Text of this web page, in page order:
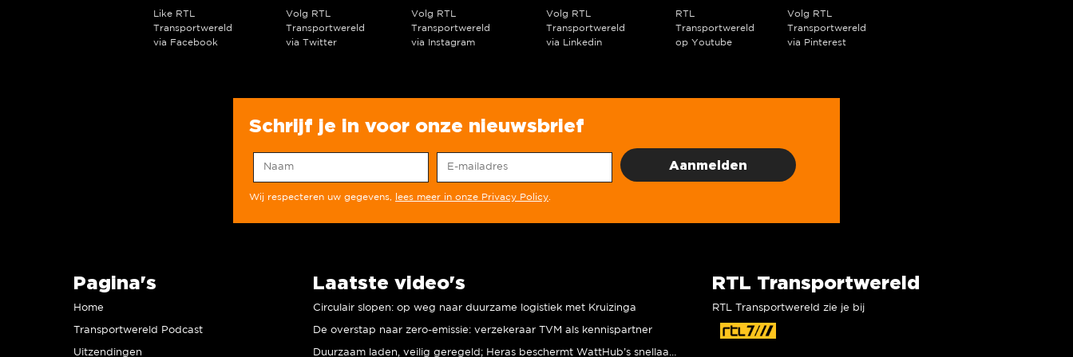
Like RTL
Transportwereld
via Facebook
Volg RTL
Transportwereld
via Twitter
Volg RTL
Transportwereld
via Instagram
Volg RTL
Transportwereld
via Linkedin
RTL
Transportwereld
op Youtube
Volg RTL
Transportwereld
via Pinterest
Schrijf je in voor onze nieuwsbrief
Wij respecteren uw gegevens, lees meer in onze Privacy Policy
Pagina's
Home
Transportwereld Podcast
Uitzendingen
Laatste video's
Circulair slopen: op weg naar duurzame logistiek met Kruizinga
De overstap naar zero-emissie: verzekeraar TVM als kennispartner
RTL Transportwereld
RTL Transportwereld zie je bij